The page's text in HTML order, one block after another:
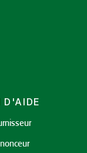
D'AIDE